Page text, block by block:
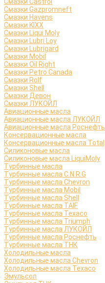
Смазки Gazpromneft
Смазки Havens
Смазки KIXX
Смазки Liqui Moly
Смазки Lubri Loy
Смазки Lubrigard
Смазки Mobil
Смазки Oil Right
Смазки Petro Canada
Смазки Rolf
Смазки Shell
Смазки Девон
Смазки ЛУКОЙЛ
Авиационные масла
Авиационные масла ЛУКОЙЛ
Авиационные масла Роснефть
Консервационные масла
Консервационные масла Total
Силиконовые масла
Силиконовые масла LiquiMoly
Турбинные масла
Турбинные масла C.N.R.G
Турбинные масла Chevron
Турбинные масла Mobil
Турбинные масла Shell
Турбинные масла TAIF
Турбинные масла Texaco
Турбинные масла Triumph
Турбинные масла ЛУКОЙЛ
Турбинные масла Роснефть
Турбинные масла ТНК
Холодильные масла
Холодильные масла Chevron
Холодильные масла Texaco
Эмульсол